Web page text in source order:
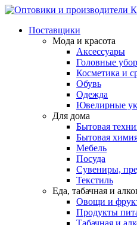
Поставщики
Мода и красота
Аксессуары
Головные
Косметика и
Обувь
Одежда
Ювелирные
Для дома
Бытовая
Бытовая
Мебель
Посуда
Сувениры,
Текстиль
Еда, табачная и
Овощи и
Продукты
Табачная и